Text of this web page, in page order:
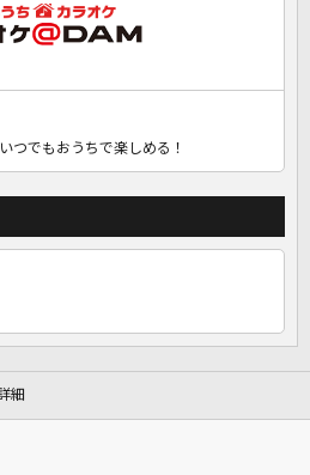
つでもおうちで楽しめる！
細